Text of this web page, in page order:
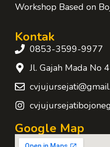
Workshop Based on
Kontak
0853-3599-9977
Jl. Gajah Mada No
Google Map